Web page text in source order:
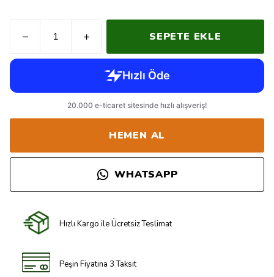
SEPETE EKLE
HEMEN AL
WHATSAPP
Hızlı Kargo ile Ücretsiz Teslimat
Peşin Fiyatına 3 Taksit